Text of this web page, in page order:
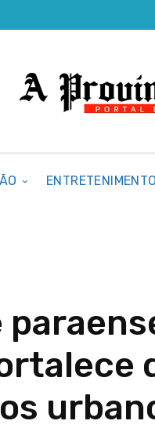
ENTRETENIMENTO